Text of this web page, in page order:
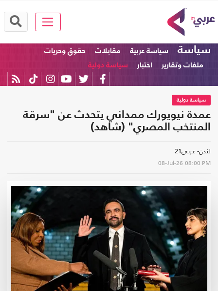
سياسة سياسة عربية مقابلات
حقوق وحريات
ملفات وتقارير
اختبار سياسة دولية
سياسة دولية
عمدة نيويورك ممداني يتحدث عن "سرقة
المنتخب المصري" (شاهد)
لندن- عربي21
08-Jul-26 08:00 PM